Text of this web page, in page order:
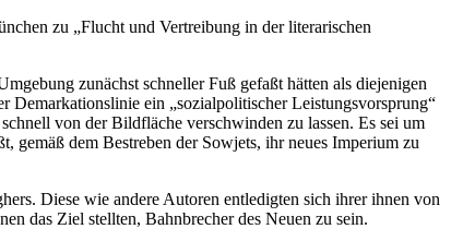
zu „Flucht und Vertreibung in der literarischen
zunächst schneller Fuß gefaßt hätten als diejenigen
Demarkationslinie ein „sozialpolitischer Leistungsvorsprung“
von der Bildfläche verschwinden zu lassen. Es sei um
gemäß dem Bestreben der Sowjets, ihr neues Imperium zu
Diese wie andere Autoren entledigten sich ihrer ihnen von
das Ziel stellten, Bahnbrecher des Neuen zu sein.